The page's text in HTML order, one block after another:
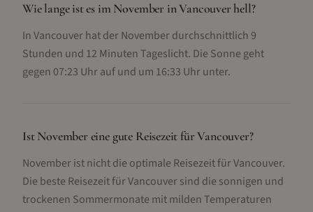
Wie lange ist es im November in Vancouver hell?
In Vancouver hat der November durchschnittlich 9
Stunden und 12 Minuten Tageslicht. Die Sonne geht
gegen 07:23 Uhr auf und um 16:33 Uhr unter.
Ist November eine gute Reisezeit für Vancouver?
November ist nicht die optimale Reisezeit für Vancouver.
Die beste Reisezeit für Vancouver sind die sonnigen und
trockenen Sommermonate mit milden Temperaturen